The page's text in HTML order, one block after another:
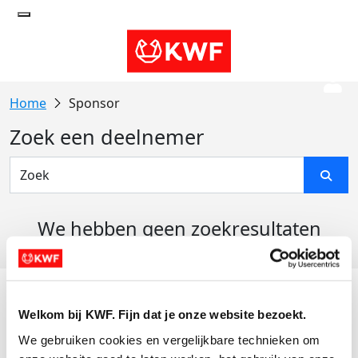
Welkom bij KWF. Fijn dat je onze website bezoekt.
We gebruiken cookies en vergelijkbare technieken om
Sponsor
Zoek een deelnemer
We hebben geen zoekresultaten
Actiematerialen
Evenementen